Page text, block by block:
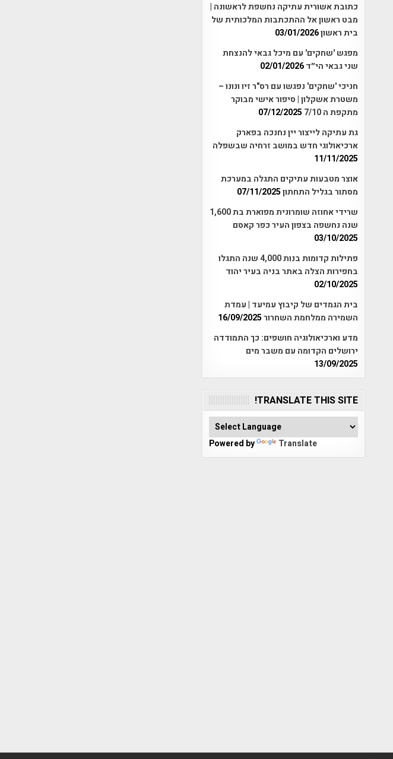
כתובת אשורית עתיקה נחשפת לראשונה |
מבט ראשון אל ההתכתבות המלכותית של
בית ראשון03/01/2026
מפגש 'שחקים' עם מיכל גבאי להנצחת
שני גבאי הי״ד02/01/2026
חניכי 'שחקים' נפגשו עם רס"ר זיו ונונו –
משטרת אשקלון | סיפור אישי מבוקר
מתקפת ה 7/10
07/12/2025
גת עתיקה לייצור יין נחנכה בפארק
ארכיאולוגי חדש במושב זרחיה שבשפלה
11/11/2025
אוצר מטבעות עתיקים התגלה במערכת
מסתור בגליל התחתון07/11/2025
שרידי אחוזה שומרונית מפוארת בת 1,600
שנה נחשפה בצפון העיר כפר קאסם
03/10/2025
פתילות קדומות בנות 4,000 שנה התגלו
בחפירות הצלה באתר בניה בעיר יהוד
02/10/2025
בית הגמדים של קיבוץ עמיעד | עמדת
השמירה ממלחמת השחרור16/09/2025
מדע וארכיאולוגיה חושפים: כך התמודדה
ירושלים הקדומה עם משבר מים
13/09/2025
TRANSLATE THIS SITE!
Powered by Translate